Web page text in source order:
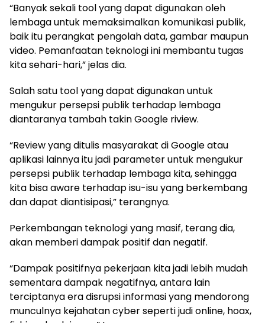
“Banyak sekali tool yang dapat digunakan oleh
lembaga untuk memaksimalkan komunikasi publik,
baik itu perangkat pengolah data, gambar maupun
video. Pemanfaatan teknologi ini membantu tugas
kita sehari-hari,” jelas dia.
Salah satu tool yang dapat digunakan untuk
mengukur persepsi publik terhadap lembaga
diantaranya tambah takin Google riview.
“Review yang ditulis masyarakat di Google atau
aplikasi lainnya itu jadi parameter untuk mengukur
persepsi publik terhadap lembaga kita, sehingga
kita bisa aware terhadap isu-isu yang berkembang
dan dapat diantisipasi,” terangnya.
Perkembangan teknologi yang masif, terang dia,
akan memberi dampak positif dan negatif.
“Dampak positifnya pekerjaan kita jadi lebih mudah
sementara dampak negatifnya, antara lain
terciptanya era disrupsi informasi yang mendorong
munculnya kejahatan cyber seperti judi online, hoax,